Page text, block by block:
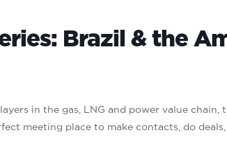
Brazil & the
in the gas, LNG and power value chain,
meeting place to make contacts, do